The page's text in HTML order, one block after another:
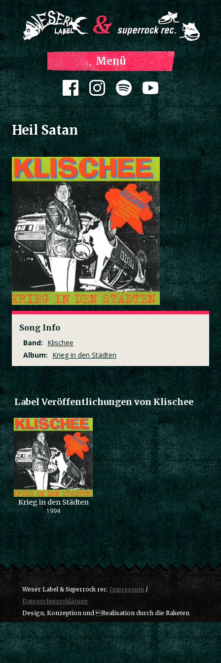
Menü
Zum Inhalt springen
Heil Satan
Song Info
Band: Klischee
Album: Krieg in den Städten
Label Veröffentlichungen von Klischee
Krieg in den Städten
1994
Weser Label & Superrock rec. Impressum/
Datenschutzerklärung
Design, Konzeption und Realisation durch die Raketen